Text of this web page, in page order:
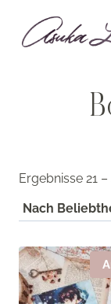
Inhalt
springen
Ergebnisse 21